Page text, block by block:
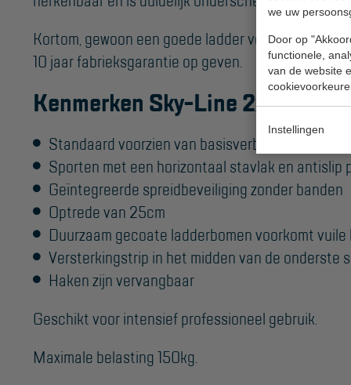
we uw
Door op
functionele,
van de website
Instellingen
Kortom, gewoon een goede ladder voor dagelijks
10 jaar fabrieksgarantie op geven.
Kenmerken Sky-Line 2x10
Standaard voorzien van basisverbreding met
Sporten met een horizontaal stavlak en antislip
Geïntegreerde spreidbeveiliging zonder banden
Optrede van 25cm
Duurzaam gecoate ladderbomen voorkomt vuile
Versterkingstrip in het midden van de onderste
Haken zijn vervangbaar
Geschikt voor intensief professioneel gebruik.
Maximale belasting 150kg.